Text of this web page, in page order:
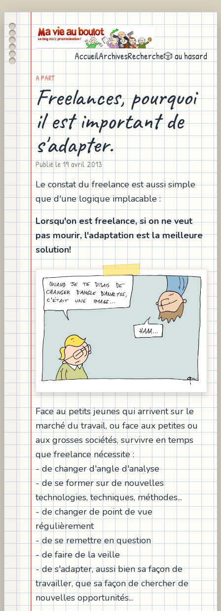
AccueilArchivesRecherche🎲 au hasard
A PART
Freelances, pourquoi
il est important de
s'adapter.
Publié le19 avril 2013
Le constat du freelance est aussi simple
que d'une logique implacable :
Lorsqu'on est freelance, si on ne veut
pas mourir, l'adaptation est la meilleure
solution!
Face au petits jeunes qui arrivent sur le
marché du travail, ou face aux petites ou
aux grosses sociétés, survivre en temps
que freelance nécessite :
- de changer d'angle d'analyse
- de se former sur de nouvelles
technologies, techniques, méthodes...
- de changer de point de vue
régulièrement
- de se remettre en question
- de faire de la veille
- de s'adapter, aussi bien sa façon de
travailler, que sa façon de chercher de
nouvelles opportunités...